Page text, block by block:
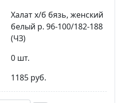
Халат х/б бязь, женский
белый р. 96-100/182-188
(ЧЗ)
0 шт.
1185 руб.